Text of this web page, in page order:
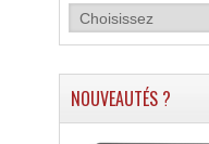
NOUVEAUTÉS ?